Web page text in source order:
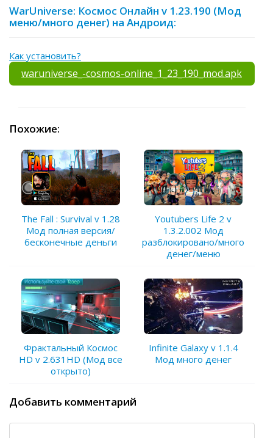
WarUniverse: Космос Онлайн v 1.23.190 (Мод
меню/много денег) на Андроид:
Как установить?
waruniverse_-cosmos-online_1_23_190_mod.apk
Похожие:
The Fall : Survival v 1.28
Мод полная версия/
бесконечные деньги
Youtubers Life 2 v
1.3.2.002 Мод
разблокировано/много
денег/меню
Фрактальный Космос
HD v 2.631HD (Мод все
открыто)
Infinite Galaxy v 1.1.4
Мод много денег
Добавить комментарий